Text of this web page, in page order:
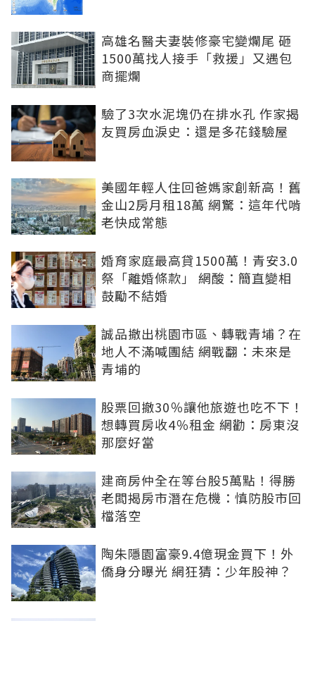
高雄名醫夫妻裝修豪宅變爛尾 砸
1500萬找人接手「救援」又遇包
商擺爛
驗了3次水泥塊仍在排水孔 作家揭
友買房血淚史：還是多花錢驗屋
美國年輕人住回爸媽家創新高！舊
金山2房月租18萬 網驚：這年代啃
老快成常態
婚育家庭最高貸1500萬！青安3.0
祭「離婚條款」 網酸：簡直變相
鼓勵不結婚
誠品撤出桃園市區、轉戰青埔？在
地人不滿喊團結 網戰翻：未來是
青埔的
股票回撤30％讓他旅遊也吃不下！
想轉買房收4％租金 網勸：房東沒
那麼好當
建商房仲全在等台股5萬點！得勝
老闆揭房市潛在危機：慎防股市回
檔落空
陶朱隱園富豪9.4億現金買下！外
僑身分曝光 網狂猜：少年股神？